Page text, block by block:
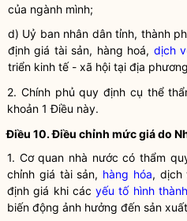
của ngành mình;
d) Uỷ ban nhân dân tỉnh, thành
định giá tài sản, hàng hoá, dịch
triển kinh tế - xã hội tại địa
2. Chính phủ quy định cụ thể
khoản 1 Điều này.
Điều 10. Điều chỉnh mức giá do
1. Cơ quan nhà nước có thẩm
chỉnh giá tài sản, hàng hóa, dịch
định giá khi cácyếu tố hình
biến động ảnh hưởng đến sản